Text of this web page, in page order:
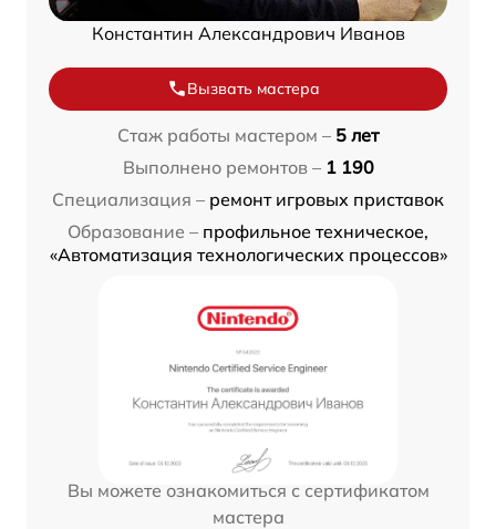
Константин Александрович Иванов
Вызвать мастера
Стаж работы мастером – 5 лет
Выполнено ремонтов – 1 190
Специализация – ремонт игровых приставок
Образование – профильное техническое,
«Автоматизация технологических процессов»
Вы можете ознакомиться с сертификатом
мастера